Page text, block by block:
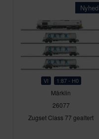
Nyhed
VI 1:87 - H0
Märklin
26077
Zugset Class 77 gealtert